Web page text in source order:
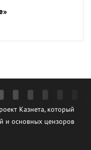
Казнета, который
и основных цензоров